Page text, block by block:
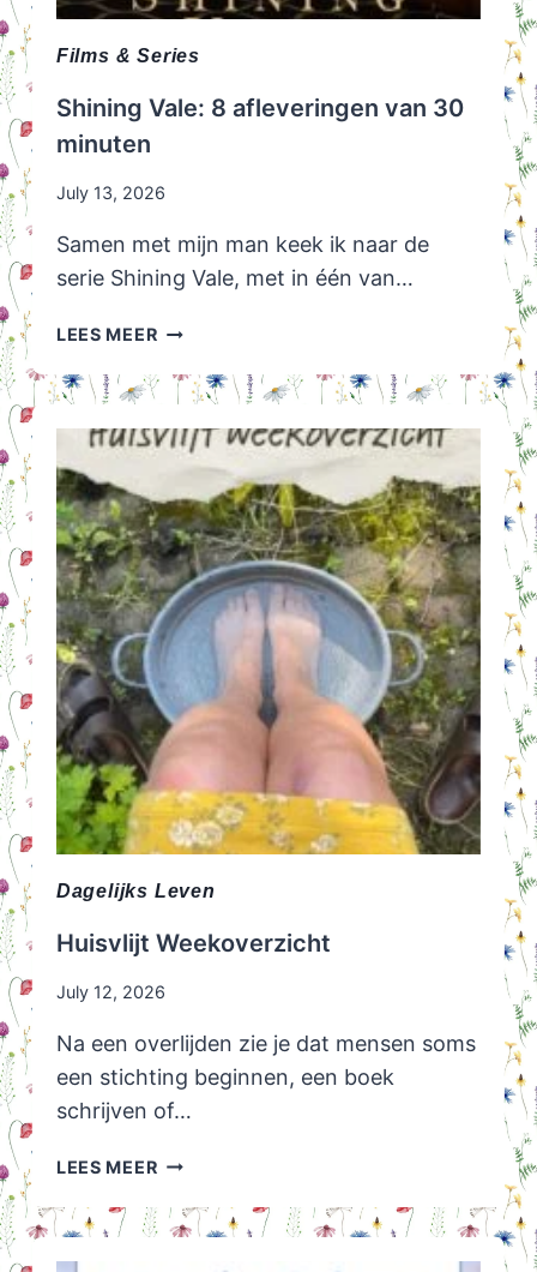
Films & Series
Shining Vale: 8 afleveringen van 30
minuten
July 13, 2026
Samen met mijn man keek ik naar de
serie Shining Vale, met in één van…
LEES MEERSHINING
8
VAN
MINUTEN
Dagelijks Leven
Huisvlijt Weekoverzicht
July 12, 2026
Na een overlijden zie je dat mensen soms
een stichting beginnen, een boek
schrijven of…
LEES MEERHUISVLIJT